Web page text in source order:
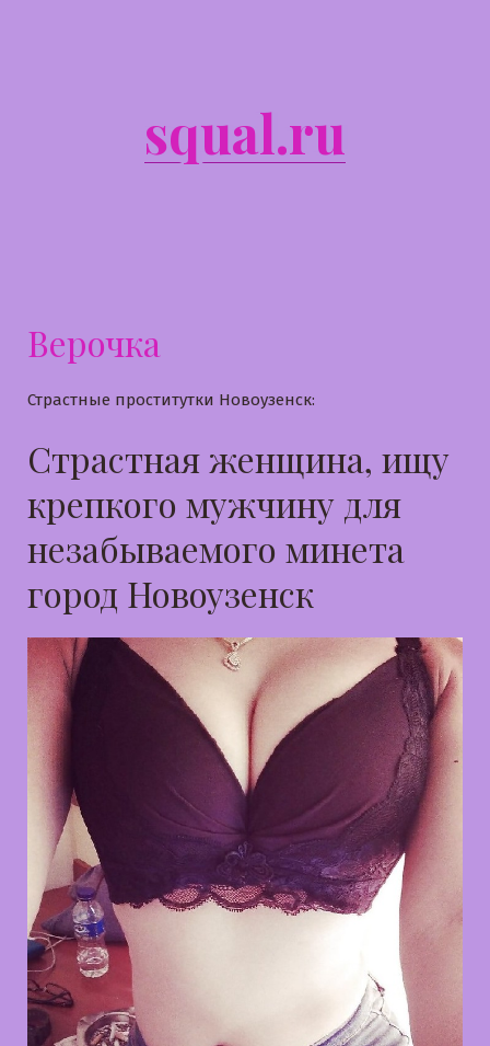
squal.ru
Верочка
Страстные проститутки Новоузенск:
Страстная женщина, ищу
крепкого мужчину для
незабываемого минета
город Новоузенск